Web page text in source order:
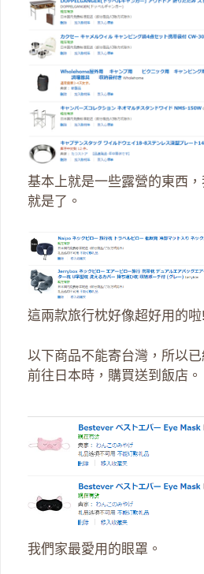
基本上就是一些露營的東西
就是了。
這兩款旅行枕好像超好用的
以下商品不能寄台灣，所以
前往日本時，購買送到飯店。
我們家最愛用的眼罩。